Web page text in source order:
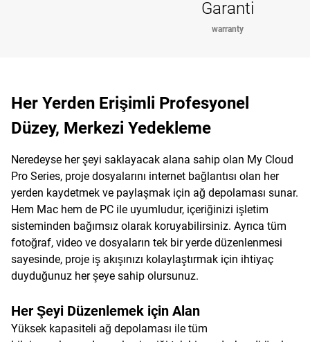
Garanti
warranty
Her Yerden Erişimli Profesyonel
Düzey, Merkezi Yedekleme
Neredeyse her şeyi saklayacak alana sahip olan My Cloud
Pro Series, proje dosyalarını internet bağlantısı olan her
yerden kaydetmek ve paylaşmak için ağ depolaması sunar.
Hem Mac hem de PC ile uyumludur, içeriğinizi işletim
sisteminden bağımsız olarak koruyabilirsiniz. Ayrıca tüm
fotoğraf, video ve dosyaların tek bir yerde düzenlenmesi
sayesinde, proje iş akışınızı kolaylaştırmak için ihtiyaç
duyduğunuz her şeye sahip olursunuz.
Her Şeyi Düzenlemek için Alan
Yüksek kapasiteli ağ depolaması ile tüm